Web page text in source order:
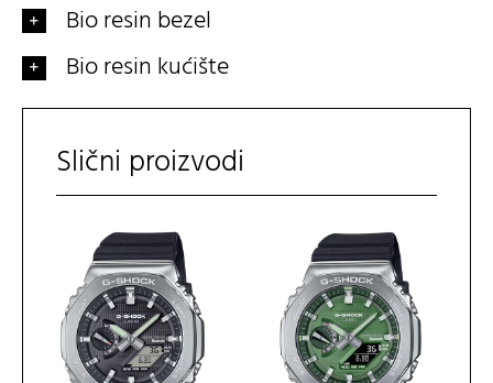
Bio resin bezel
Bio resin kućište
Slični proizvodi